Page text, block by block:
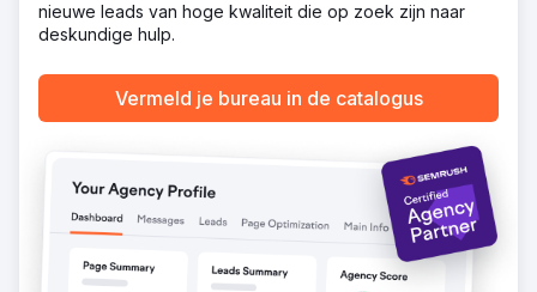
Resultaat
67 conversies - nieuwe klanten We genereerden 67
CTR (Click Through Rate) van 3,1%. 157
telefoongesprekken We bereikten 157
telefoongesprekken via de campagne rechtstreeks naar
de praktijk. Nieuwe trefwoorden 55 We hebben 55
nieuwe trefwoorden voor de praktijk zien verschijnen en
een toename van het organische verkeer met 11,5%. 23
Foldervragen In totaal werden 23 foldervragen
geregistreerd.
nieuwe leads van hoge kwaliteit die op zoek zijn naar
deskundige hulp.
Vermeld je bureau in de catalogus